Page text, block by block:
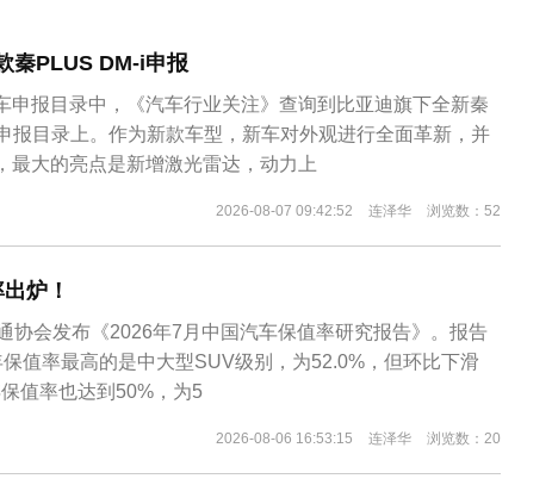
秦PLUS DM-i申报
申报目录中，《汽车行业关注》查询到比亚迪旗下全新秦
报目录上。作为新款车型，新车对外观进行全面革新，并
最大的亮点是新增激光雷达，动力上
2026-08-07 09:42:52 连泽华 浏览数：52
炉！
协会发布《2026年7月中国汽车保值率研究报告》。报告
值率最高的是中大型SUV级别，为52.0%，但环比下滑
值率也达到50%，为5
2026-08-06 16:53:15 连泽华 浏览数：20